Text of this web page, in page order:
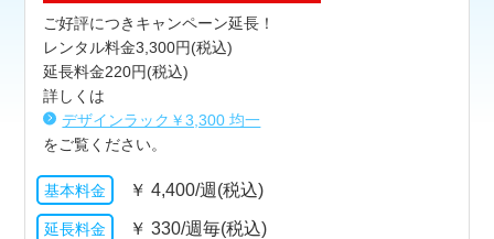
ご好評につきキャンペーン延長！
レンタル料金3,300円(税込)
延長料金220円(税込)
詳しくは
デザインラック￥3,300 均一
をご覧ください。
￥ 4,400/週(税込)
￥ 330/週毎(税込)